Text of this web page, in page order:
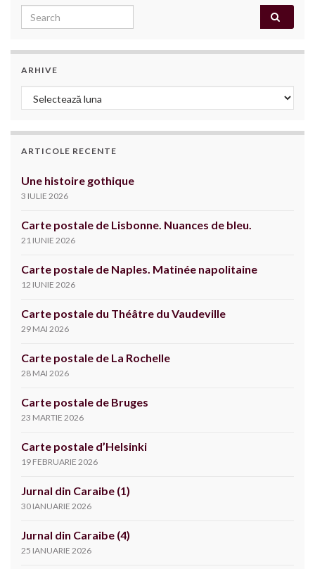
Search for:
ARHIVE
Arhive
ARTICOLE RECENTE
Une histoire gothique
3 IULIE 2026
Carte postale de Lisbonne. Nuances de bleu.
21 IUNIE 2026
Carte postale de Naples. Matinée napolitaine
12 IUNIE 2026
Carte postale du Théâtre du Vaudeville
29 MAI 2026
Carte postale de La Rochelle
28 MAI 2026
Carte postale de Bruges
23 MARTIE 2026
Carte postale d’Helsinki
19 FEBRUARIE 2026
Jurnal din Caraibe (1)
30 IANUARIE 2026
Jurnal din Caraibe (4)
25 IANUARIE 2026